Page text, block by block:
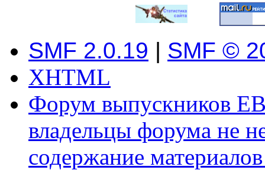
SMF 2.0.19 | SMF ©
XHTML
Форум выпускников
владельцы форума не
содержание